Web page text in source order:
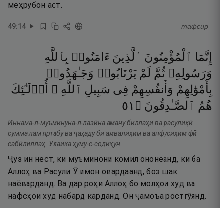
меҳрубон аст.
49:14 тафсир
إِنَّمَا ٱلْمُؤْمِنُونَ ٱلَّذِينَ ءَامَنُوا۟ بِٱللَّهِ
وَرَسُولِهِۦ ثُمَّ لَمْ يَرْتَابُوا۟ وَجَـٰهَدُوا۟
بِأَمْوَٰلِهِمْ وَأَنفُسِهِمْ فِى سَبِيلِ ٱللَّهِ ۚ
أُو۟لَـٰٓئِكَ
هُمُ ٱلصَّـٰدِقُونَ ۝ ١٥
Иннама-л-муъминуна-л-лазӣна аману биллаҳи ва расулиҳӣ
сумма лам яртабу ва ҷаҳаду би амвалиҳим ва анфусиҳим фӣ
сабӣлиллаҳ. Улаика ҳуму-с-содиқун.
Ҷуз ин нест, ки муъминони комил ононеанд, ки ба
Аллоҳ ва Расули Ӯ имон овардаанд, боз шак
наёварданд. Ва дар роҳи Аллоҳ бо молҳои худ ва
нафсҳои худ набард карданд. Он ҷамоъа ростгӯянд.